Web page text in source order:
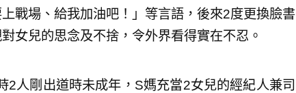
戰場、給我加油吧！」等言語，後來2度更換臉書
女兒的思念及不捨，令外界看得實在不忍。
2人剛出道時未成年，S媽充當2女兒的經紀人兼司